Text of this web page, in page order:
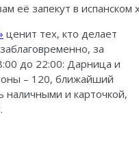
её запекут в испанском
ценит тех, кто делает
за
до 22:00: Дарница и
– 120, ближайший
наличными и карточкой,